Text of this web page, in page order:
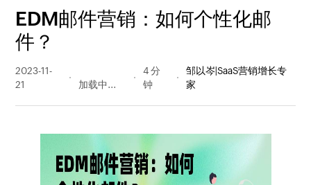
EDM邮件营销：如何个性化邮
件？
2023-11-
21
量
4 分
钟
邹以岑|SaaS营销增长专
家